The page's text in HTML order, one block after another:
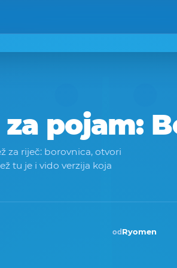
pojam:
za riječ: borovnica, otvori
tu je i vido verzija koja
od Ryomen